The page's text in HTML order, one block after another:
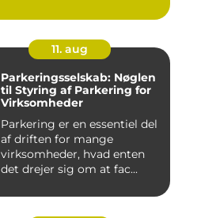
11. aug
Parkeringsselskab: Nøglen
til Styring af Parkering for
Virksomheder
Parkering er en essentiel del
af driften for mange
virksomheder, hvad enten
det drejer sig om at fac...